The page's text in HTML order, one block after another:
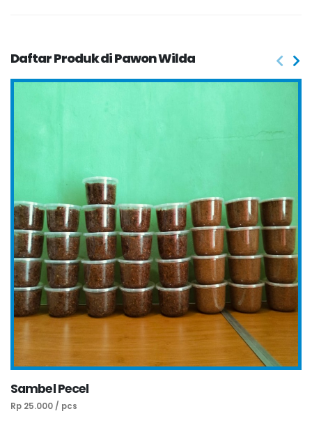
Daftar Produk di Pawon Wilda
Sambel Pecel
Rp 25.000 / pcs